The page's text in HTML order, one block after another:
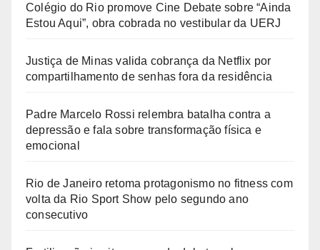
Colégio do Rio promove Cine Debate sobre “Ainda
Estou Aqui”, obra cobrada no vestibular da UERJ
Justiça de Minas valida cobrança da Netflix por
compartilhamento de senhas fora da residência
Padre Marcelo Rossi relembra batalha contra a
depressão e fala sobre transformação física e
emocional
Rio de Janeiro retoma protagonismo no fitness com
volta da Rio Sport Show pelo segundo ano
consecutivo